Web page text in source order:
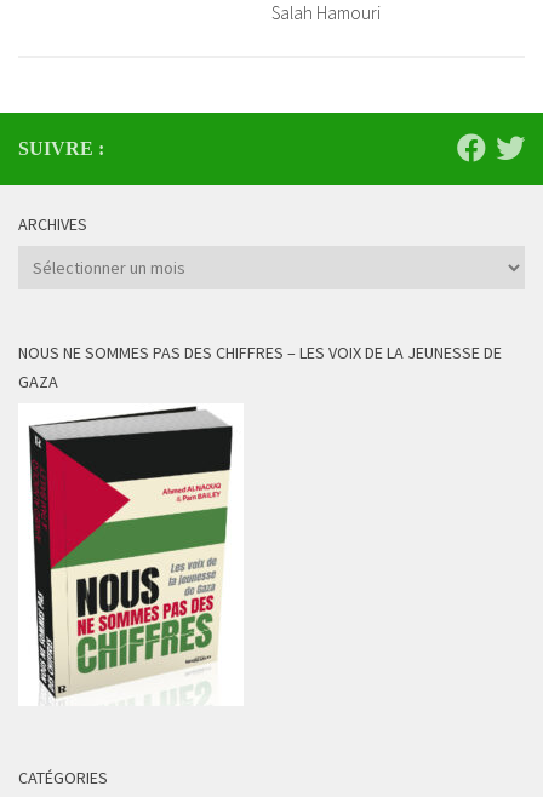
Salah Hamouri
SUIVRE :
ARCHIVES
Archives
NOUS NE SOMMES PAS DES CHIFFRES – LES VOIX DE LA JEUNESSE DE
GAZA
CATÉGORIES